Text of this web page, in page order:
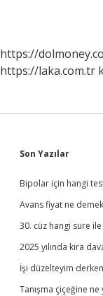
https://
https://laka.com.tr
Sidebar
Son Yazılar
Bipolar için hangi
Avans fiyat ne
30. cüz hangi sure
2025 yılında kira
İşi düzelteyim
Tanışma çiçeğine ne